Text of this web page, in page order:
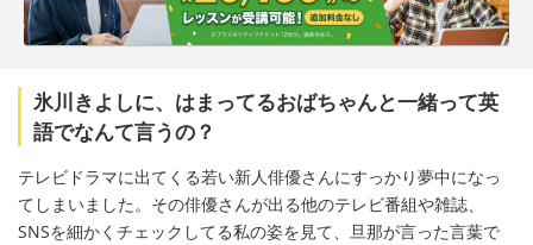
氷川きよしに、はまってるおばちゃんと一緒って英
語でなんて言うの？
テレビドラマに出てくる若い新人俳優さんにすっかり夢中になっ
てしまいました。その俳優さんが出る他のテレビ番組や雑誌、
SNSを細かくチェックしてる私の姿を見て、旦那が言った言葉で